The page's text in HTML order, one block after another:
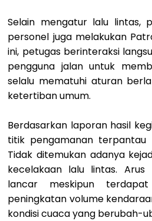
Selain mengatur lalu lintas,
personel juga melakukan
ini, petugas berinteraksi
pengguna jalan untuk
selalu mematuhi aturan
ketertiban umum.
Berdasarkan laporan hasil
titik pengamanan terpantau
Tidak ditemukan adanya
kecelakaan lalu lintas. Arus
lancar meskipun
peningkatan volume
kondisi cuaca yang berubah-